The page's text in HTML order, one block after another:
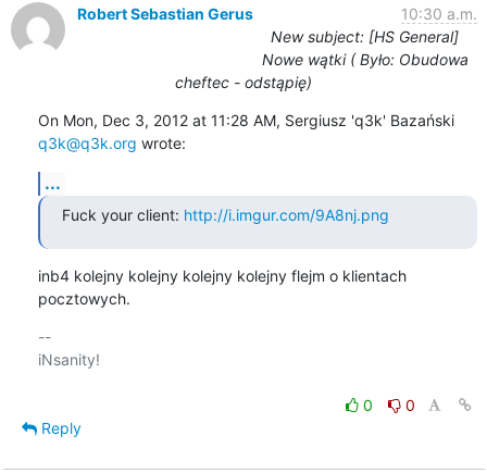
Robert Sebastian Gerus
10:30 a.m.
New subject: [HS General]
Nowe wątki ( Było: Obudowa
cheftec - odstąpię)
On Mon, Dec 3, 2012 at 11:28 AM, Sergiusz 'q3k' Bazański
q3k@q3k.org wrote:
...
Fuck your client: http://i.imgur.com/9A8nj.png
inb4 kolejny kolejny kolejny kolejny flejm o klientach
pocztowych.
--
iNsanity!
0
0
Reply